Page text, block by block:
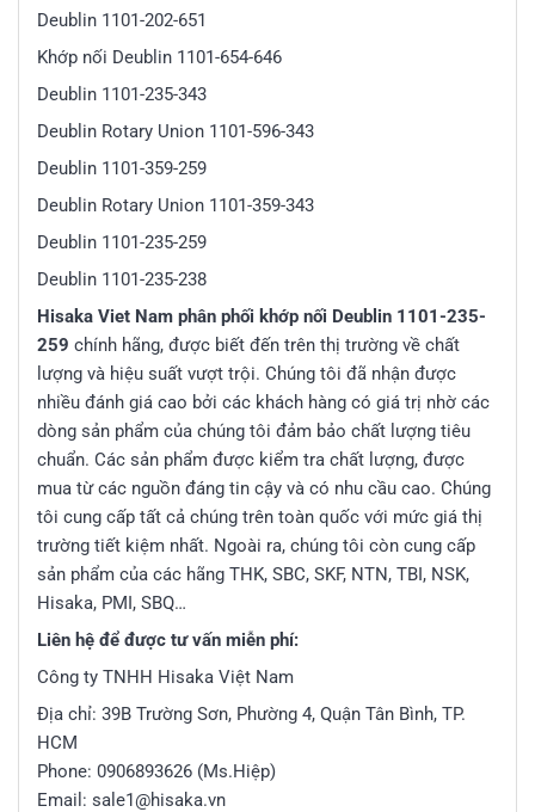
Deublin 1101-202-651
Khớp nối Deublin 1101-654-646
Deublin 1101-235-343
Deublin Rotary Union 1101-596-343
Deublin 1101-359-259
Deublin Rotary Union 1101-359-343
Deublin 1101-235-259
Deublin 1101-235-238
Hisaka Viet Nam phân phối khớp nối Deublin 1101-235-
259 chính hãng, được biết đến trên thị trường về chất
lượng và hiệu suất vượt trội. Chúng tôi đã nhận được
nhiều đánh giá cao bởi các khách hàng có giá trị nhờ các
dòng sản phẩm của chúng tôi đảm bảo chất lượng tiêu
chuẩn. Các sản phẩm được kiểm tra chất lượng, được
mua từ các nguồn đáng tin cậy và có nhu cầu cao. Chúng
tôi cung cấp tất cả chúng trên toàn quốc với mức giá thị
trường tiết kiệm nhất. Ngoài ra, chúng tôi còn cung cấp
sản phẩm của các hãng THK, SBC, SKF, NTN, TBI, NSK,
Hisaka, PMI, SBQ…
Liên hệ để được tư vấn miễn phí:
Công ty TNHH Hisaka Việt Nam
Địa chỉ: 39B Trường Sơn, Phường 4, Quận Tân Bình, TP.
HCM
Phone: 0906893626 (Ms.Hiệp)
Email: sale1@hisaka.vn